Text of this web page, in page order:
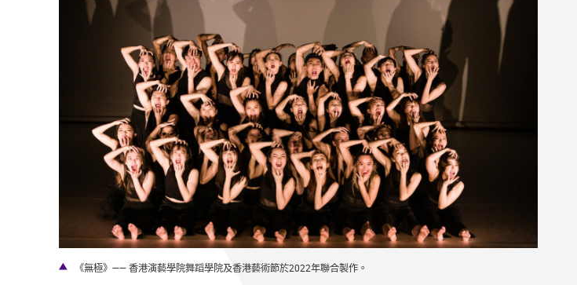
《無極》—— 香港演藝學院舞蹈學院及香港藝術節於2022年聯合製作。